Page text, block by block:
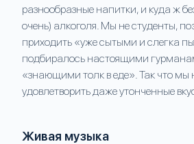
разнообразные напитки, и куда ж
очень) алкоголя. Мы не студенты,
приходить «уже сытыми и слегка
подбиралось настоящими
«знающими толк в еде». Так что мы
удовлетворить даже утонченные
Живая музыка